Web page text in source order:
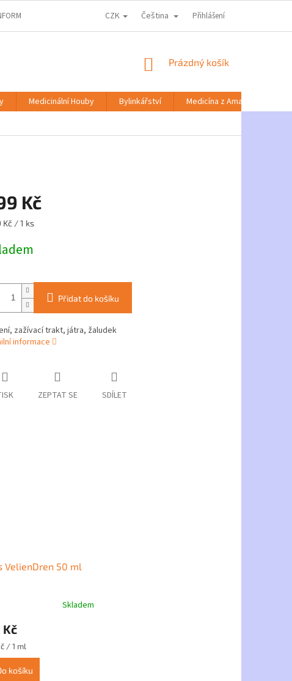
KE ZPRACOVÁNÍ OSOBNÍCH ÚDAJŮ DOPRAVA A PLATBA
CZK Čeština Přihlášení
NÁKUPNÍ
Prázdný košík
Medicinální Houby Bylinkářství
Medicína z Amazonie
Kč
Kč / 1 ks
Přidat do košíku
zažívací trakt, játra, žaludek
informace
ZEPTAT SE SDÍLET
VelienDren 50 ml
Skladem
/ 1 ml
košíku